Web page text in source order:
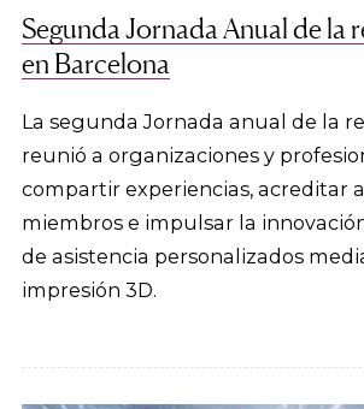
Segunda Jornada Anual de la
en Barcelona
La segunda Jornada anual de la
reunió a organizaciones y
compartir experiencias, acreditar
miembros e impulsar la
de asistencia personalizados
impresión 3D.